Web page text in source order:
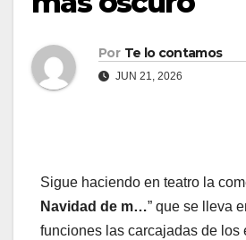
Por Te lo contamos
JUN 21, 2026
Sigue haciendo en teatro la
Navidad de m…” que se lleva
funciones las carcajadas de los